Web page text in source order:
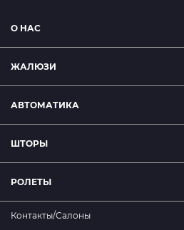
О НАС
ЖАЛЮЗИ
АВТОМАТИКА
ШТОРЫ
РОЛЕТЫ
Контакты/Салоны